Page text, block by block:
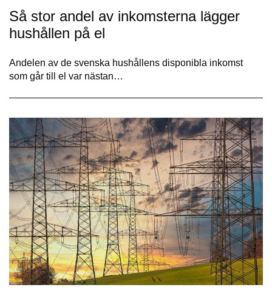
Så stor andel av inkomsterna lägger
hushållen på el
Andelen av de svenska hushållens disponibla inkomst
som går till el var nästan…